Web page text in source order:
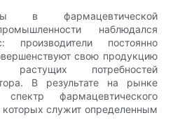
в фармацевтической
наблюдался
производители постоянно
свою продукцию
растущих потребностей
В результате на рынке
фармацевтического
служит определенным